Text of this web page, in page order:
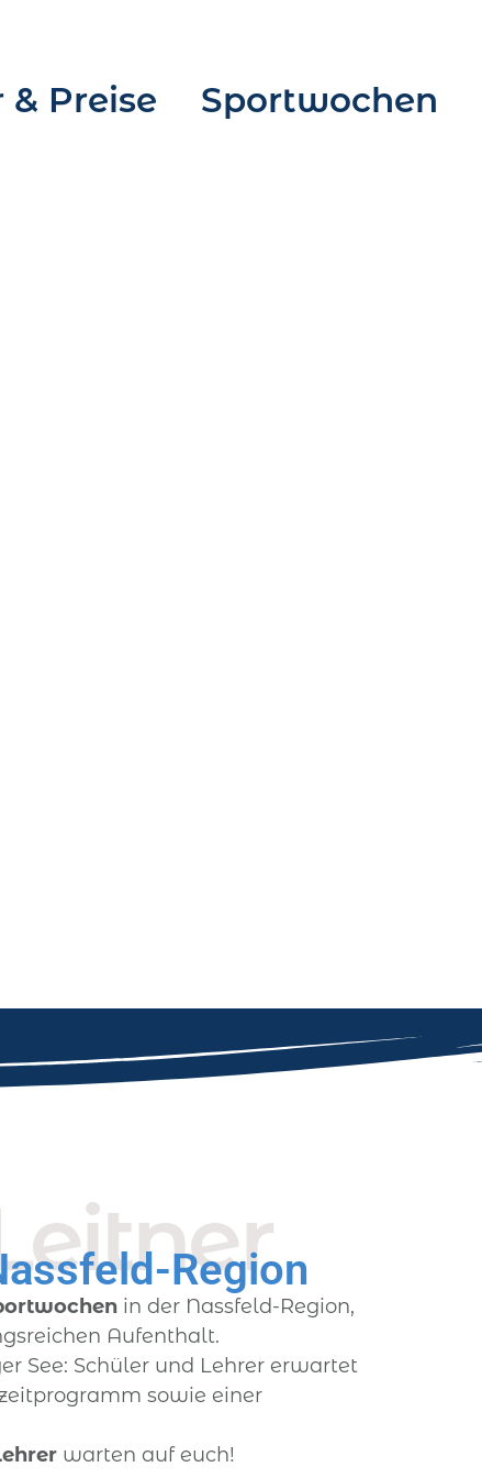
Preise Sportwochen
Region
in der Nassfeld-Region,
Aufenthalt.
See: Schüler und Lehrer erwartet
sowie einer
warten auf euch!